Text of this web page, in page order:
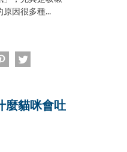
應該要多注意。 咳嗽的原因很多種...
麼貓咪會吐